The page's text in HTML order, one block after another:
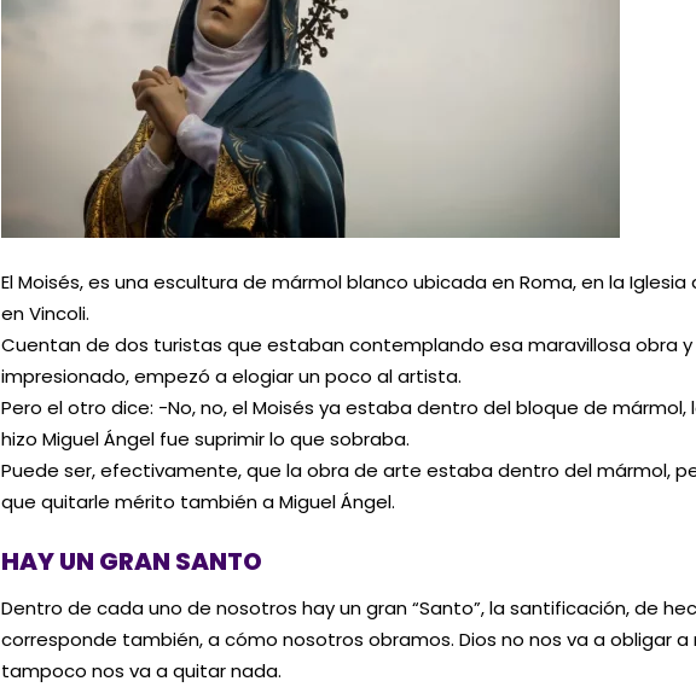
El Moisés, es una escultura de mármol blanco ubicada en Roma, en la Iglesia
en Vincoli.
Cuentan de dos turistas que estaban contemplando esa maravillosa obra y
impresionado, empezó a elogiar un poco al artista.
Pero el otro dice: -No, no, el Moisés ya estaba dentro del bloque de mármol,
hizo Miguel Ángel fue suprimir lo que sobraba.
Puede ser, efectivamente, que la obra de arte estaba dentro del mármol,
que quitarle mérito también a Miguel Ángel.
HAY UN GRAN SANTO
Dentro de cada uno de nosotros hay un gran “Santo”, la santificación, de
corresponde también, a cómo nosotros obramos. Dios no nos va a obligar a
tampoco nos va a quitar nada.